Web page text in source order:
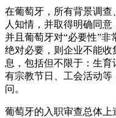
在葡萄牙，所有背景调
人知情，并取得明确同意
并且葡萄牙对“必要性”
绝对必要，则企业不能
息，包括但不限于：生
有宗教节日、工会活动
问。
葡萄牙的入职审查总体上